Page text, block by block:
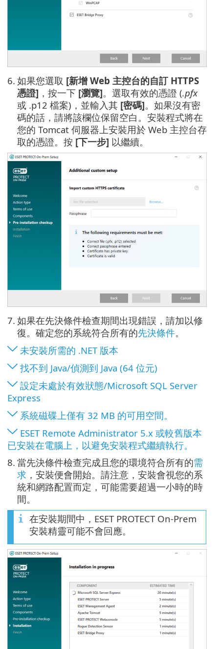
6. 如果您選取 [新增 Web 主控台的自訂 HTTPS
憑證] ，按一下 [瀏覽]。選取有效的憑證 (.pfx
或 .p12 檔案)，並輸入其 [密碼]。如果沒有密
碼的話，請將該欄位保留空白。安裝程式將在
您的 Tomcat 伺服器上安裝用於 Web 主控台存
取的憑證。按 [下一步] 以繼續。
7. 如果在先決條件檢查期間出現錯誤，請加以修
復。確定您的系統符合所有的先決條件。
未安裝所需的 .NET 版本
找不到 Java/偵測到 Java (64 位元)
設定未處於有效狀態/Microsoft SQL Server
Express
系統磁碟上僅有 32 MB 的可用空間。
ESET Remote Administrator 5.x 或較舊版本
已安裝在電腦上，以避免安裝程式繼續執行。
8. 當先決條件檢查完成且您的環境符合所有的需
求 ，安裝便會開始。請注意，安裝會視您的系
統和網路配置而定，可能需要超過一小時的時
間。
在安裝期間中，ESET PROTECT On-Prem
安裝精靈可能不會回應。